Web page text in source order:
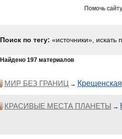
Помочь
Поиск по тегу: «источники», искать
Найдено 197 материалов
МИР БЕЗ ГРАНИЦ →
КРАСИВЫЕ МЕСТА ПЛАНЕТЫ →